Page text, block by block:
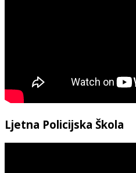
Ljetna Policijska Škola